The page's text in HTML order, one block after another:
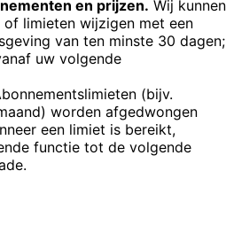
en prijzen. Wij kunnen
limieten wijzigen met een
van ten minste 30 dagen;
uw volgende
(bijv.
worden afgedwongen
een limiet is bereikt,
functie tot de volgende